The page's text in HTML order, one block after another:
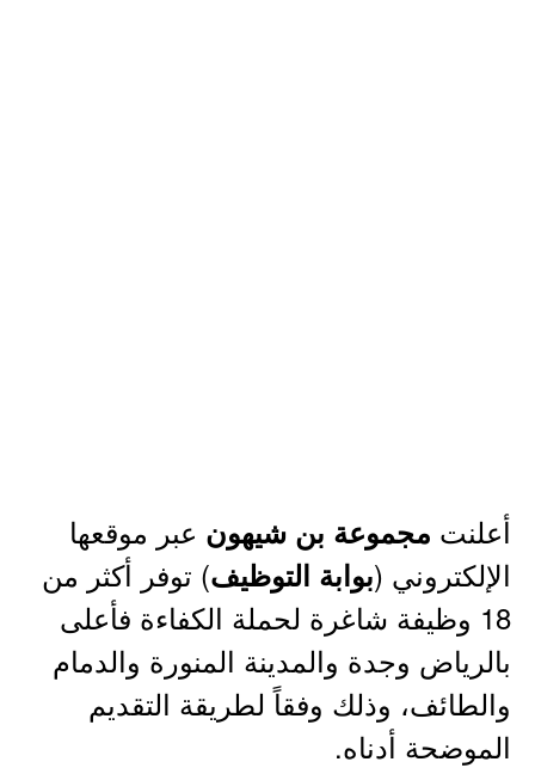
أعلنت مجموعة بن شيهون عبر موقعها
الإلكتروني (بوابة التوظيف) توفر أكثر من
18 وظيفة شاغرة لحملة الكفاءة فأعلى
بالرياض وجدة والمدينة المنورة والدمام
والطائف، وذلك وفقاً لطريقة التقديم
الموضحة أدناه.